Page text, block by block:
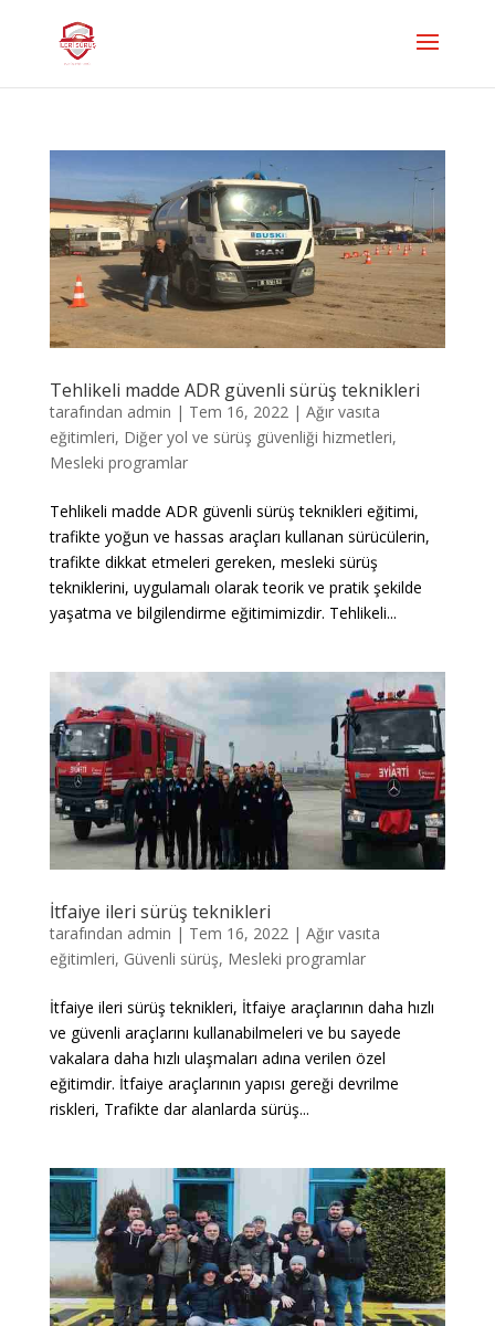
Tehlikeli madde ADR güvenli sürüş teknikleri
tarafından admin | Tem 16, 2022| Ağır vasıta
eğitimleri, Diğer yol ve sürüş güvenliği hizmetleri,
Mesleki programlar
Tehlikeli madde ADR güvenli sürüş teknikleri eğitimi,
trafikte yoğun ve hassas araçları kullanan sürücülerin,
trafikte dikkat etmeleri gereken, mesleki sürüş
tekniklerini, uygulamalı olarak teorik ve pratik şekilde
yaşatma ve bilgilendirme eğitimimizdir. Tehlikeli...
İtfaiye ileri sürüş teknikleri
tarafından admin | Tem 16, 2022| Ağır vasıta
eğitimleri, Güvenli sürüş, Mesleki programlar
İtfaiye ileri sürüş teknikleri, İtfaiye araçlarının daha hızlı
ve güvenli araçlarını kullanabilmeleri ve bu sayede
vakalara daha hızlı ulaşmaları adına verilen özel
eğitimdir. İtfaiye araçlarının yapısı gereği devrilme
riskleri, Trafikte dar alanlarda sürüş...